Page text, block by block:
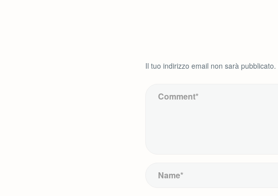
Il tuo indirizzo email non sarà pubblicato.